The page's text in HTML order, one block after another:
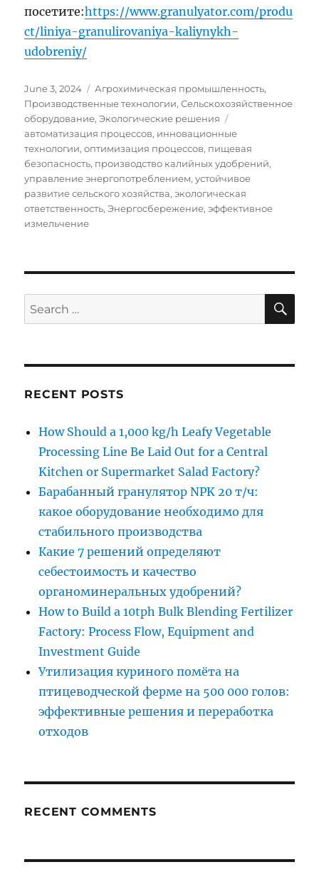
посетите:https://www.granulyator.com/produ
ct/liniya-granulirovaniya-kaliynykh-
udobreniy/
Posted
on
June 3, 2024 Categories
Агрохимическая промышленность,
Производственные технологии,Сельскохозяйственное
оборудование,Экологические решения
автоматизация процессов, инновационные
технологии,оптимизация процессов, пищевая
безопасность, производство калийных удобрений,
управление энергопотреблением,устойчивое
развитие сельского хозяйства,экологическая
ответственность,Энергосбережение,эффективное
измельчение
Search
for:
RECENT POSTS
How Should a 1,000 kg/h Leafy Vegetable
Processing Line Be Laid Out for a Central
Kitchen or Supermarket Salad Factory?
Барабанный гранулятор NPK 20 т/ч:
какое оборудование необходимо для
стабильного производства
Какие 7 решений определяют
себестоимость и качество
органоминеральных удобрений?
How to Build a 10tph Bulk Blending Fertilizer
Factory: Process Flow, Equipment and
Investment Guide
Утилизация куриного помёта на
птицеводческой ферме на 500 000 голов:
эффективные решения и переработка
отходов
RECENT COMMENTS